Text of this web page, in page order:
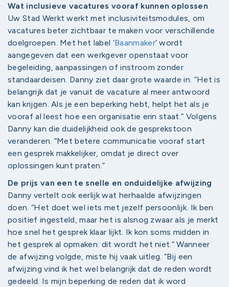
Wat inclusieve vacatures vooraf kunnen oplossen
Uw Stad Werkt werkt met inclusiviteitsmodules, om
vacatures beter zichtbaar te maken voor verschillende
doelgroepen. Met het label ‘Baanmaker’ wordt
aangegeven dat een werkgever openstaat voor
begeleiding, aanpassingen of instroom zonder
standaardeisen. Danny ziet daar grote waarde in. “Het is
belangrijk dat je vanuit de vacature al meer antwoord
kan krijgen. Als je een beperking hebt, helpt het als je
vooraf al leest hoe een organisatie erin staat.” Volgens
Danny kan die duidelijkheid ook de gesprekstoon
veranderen. “Met betere communicatie vooraf start
een gesprek makkelijker, omdat je direct over
oplossingen kunt praten.”
De prijs van een te snelle en onduidelijke afwijzing
Danny vertelt ook eerlijk wat herhaalde afwijzingen
doen. “Het doet wel iets met jezelf persoonlijk. Ik ben
positief ingesteld, maar het is alsnog zwaar als je merkt
hoe snel het gesprek klaar lijkt. Ik kon soms midden in
het gesprek al opmaken: dit wordt het niet.” Wanneer
de afwijzing volgde, miste hij vaak uitleg. “Bij een
afwijzing vind ik het wel belangrijk dat de reden wordt
gedeeld. Is mijn beperking de reden dat ik word